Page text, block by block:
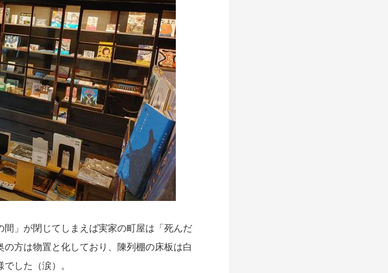
」が閉じてしまえば実家の町屋は「死んだ
方は物置と化しており、陳列棚の床板は白
した（涙）。